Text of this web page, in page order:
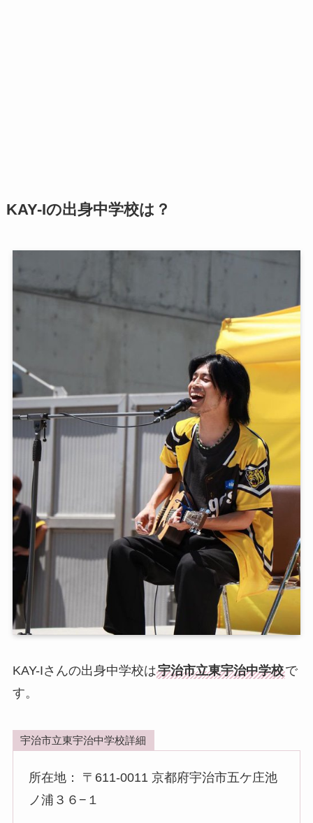
KAY-Iの出身中学校は？
KAY-Iさんの出身中学校は宇治市立東宇治中学校で
す。
宇治市立東宇治中学校詳細
所在地： 〒611-0011 京都府宇治市五ケ庄池
ノ浦３６−１